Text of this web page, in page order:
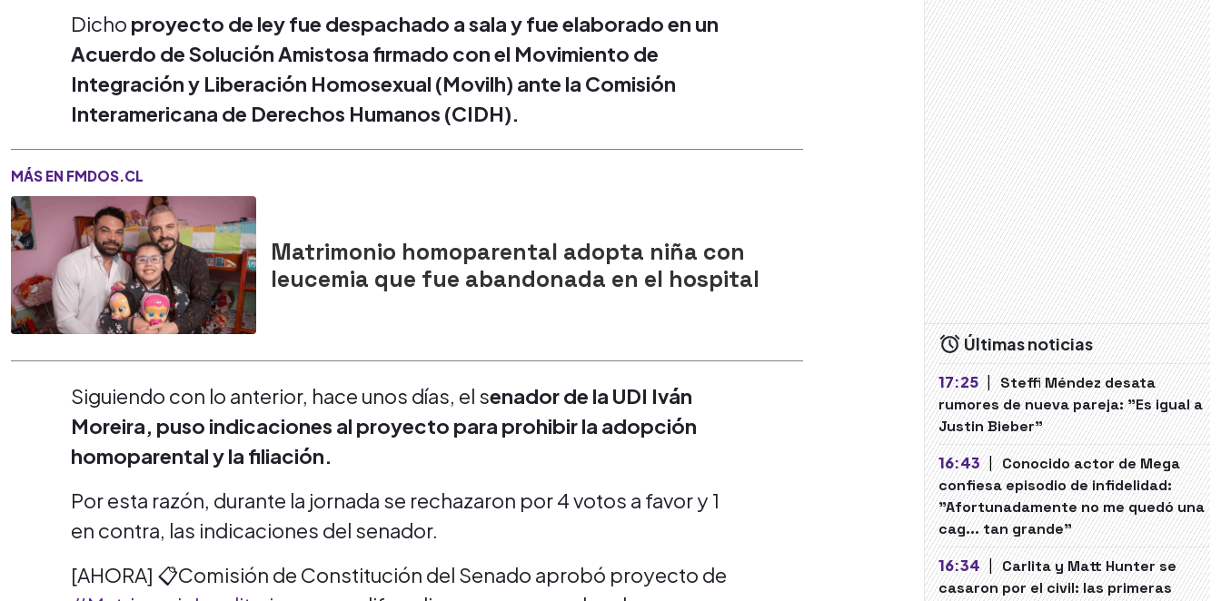
Dicho proyecto de ley fue despachado a sala y fue elaborado en un
Acuerdo de Solución Amistosa firmado con el Movimiento de
Integración y Liberación Homosexual (Movilh) ante la Comisión
Interamericana de Derechos Humanos (CIDH).
MÁS EN FMDOS.CL
Matrimonio homoparental adopta niña con
leucemia que fue abandonada en el hospital
Siguiendo con lo anterior, hace unos días, el senador de la UDI Iván
Moreira, puso indicaciones al proyecto para prohibir la adopción
homoparental y la filiación.
Por esta razón, durante la jornada se rechazaron por 4 votos a favor y 1
en contra, las indicaciones del senador.
[AHORA] 📋Comisión de Constitución del Senado aprobó proyecto de
Últimas noticias
17:25 | Steffi Méndez desata
rumores de nueva pareja: "Es igual a
Justin Bieber"
16:43 | Conocido actor de Mega
confiesa episodio de infidelidad:
"Afortunadamente no me quedó una
cag... tan grande"
16:34 | Carlita y Matt Hunter se
casaron por el civil: las primeras